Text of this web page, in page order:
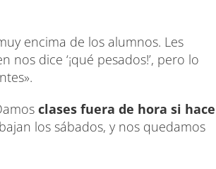
encima de los alumnos. Les
dice ‘¡qué pesados!’, pero lo
clases fuera de hora si hace
los sábados, y nos quedamos